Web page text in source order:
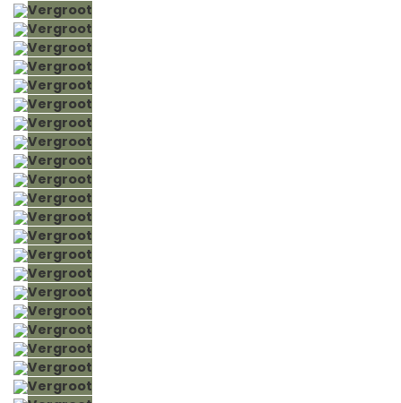
Vergroot
Vergroot
Vergroot
Vergroot
Vergroot
Vergroot
Vergroot
Vergroot
Vergroot
Vergroot
Vergroot
Vergroot
Vergroot
Vergroot
Vergroot
Vergroot
Vergroot
Vergroot
Vergroot
Vergroot
Vergroot